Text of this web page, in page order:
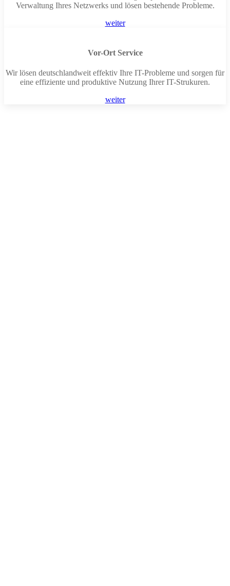
Verwaltung Ihres Netzwerks und lösen bestehende Probleme.
weiter
Vor-Ort Service
Wir lösen deutschlandweit effektiv Ihre IT-Probleme und sorgen für
eine effiziente und produktive Nutzung Ihrer IT-Strukuren.
weiter